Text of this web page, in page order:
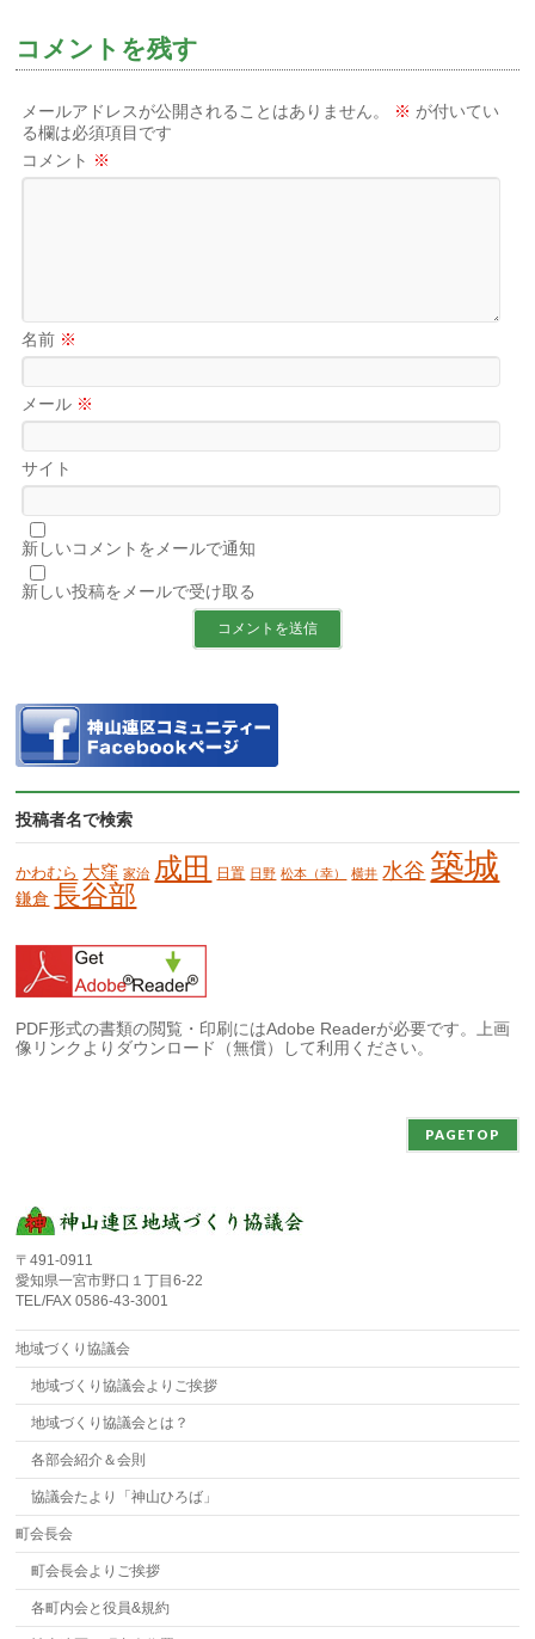
コメントを残す
メールアドレスが公開されることはありません。 ※ が付いてい
る欄は必須項目です
コメント ※
名前 ※
メール ※
サイト
新しいコメントをメールで通知
新しい投稿をメールで受け取る
投稿者名で検索
かわむら 大窪 家治 成田 日置 日野 松本（幸） 横井 水谷 築城
鎌倉 長谷部
PDF形式の書類の閲覧・印刷にはAdobe Readerが必要です。上画
像リンクよりダウンロード（無償）して利用ください。
PAGETOP
〒491-0911
愛知県一宮市野口１丁目6-22
TEL/FAX 0586-43-3001
地域づくり協議会
地域づくり協議会よりご挨拶
地域づくり協議会とは？
各部会紹介＆会則
協議会たより「神山ひろば」
町会長会
町会長会よりご挨拶
各町内会と役員&規約